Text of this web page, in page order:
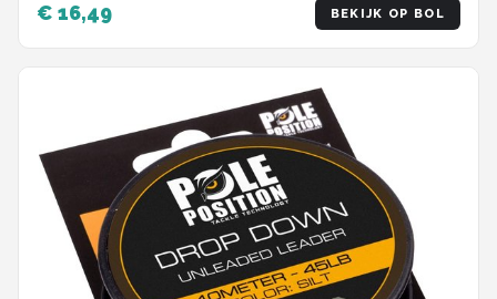
€ 16,49 BEKIJK OP BOL